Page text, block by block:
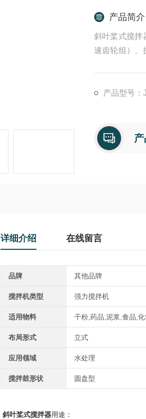
产品简介
斜叶桨式搅拌
速齿轮组）、
产品型号：
详细介绍 在线留言
品牌 其他品牌
搅拌机类型 强力搅拌机
适用物料 干粉,药品,泥浆,食品,
布局形式 立式
应用领域 水处理
搅拌鼓形状 圆盘型
斜叶桨式搅拌器用途：